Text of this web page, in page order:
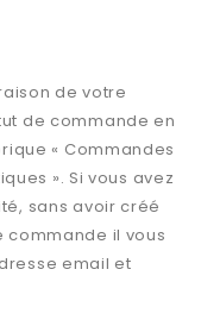
de votre
de commande en
« Commandes
». Si vous avez
sans avoir créé
commande il vous
email et